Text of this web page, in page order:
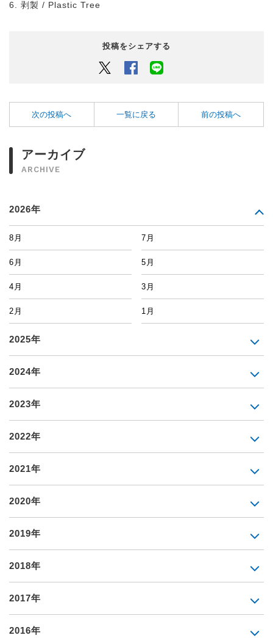
6. 剥製 / Plastic Tree
投稿をシェアする
Twitter Facebook
次の投稿へ 一覧に戻る 前の投稿へ
アーカイブ
ARCHIVE
2026年
8月 7月
6月 5月
4月 3月
2月 1月
2025年
2024年
2023年
2022年
2021年
2020年
2019年
2018年
2017年
2016年